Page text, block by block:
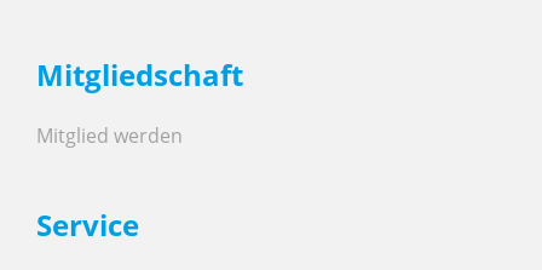
Mitgliedschaft
Mitglied werden
Service